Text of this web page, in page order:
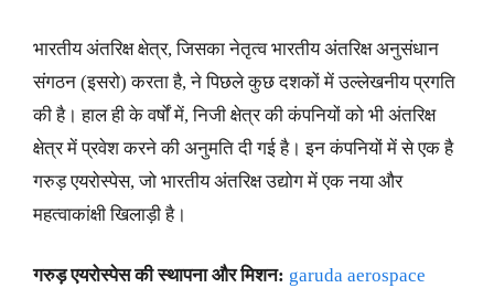
भारतीय अंतरिक्ष क्षेत्र, जिसका नेतृत्व भारतीय अंतरिक्ष अनुसंधान
संगठन (इसरो) करता है, ने पिछले कुछ दशकों में उल्लेखनीय प्रगति
की है। हाल ही के वर्षों में, निजी क्षेत्र की कंपनियों को भी अंतरिक्ष
क्षेत्र में प्रवेश करने की अनुमति दी गई है। इन कंपनियों में से एक है
गरुड़ एयरोस्पेस, जो भारतीय अंतरिक्ष उद्योग में एक नया और
महत्वाकांक्षी खिलाड़ी है।
गरुड़ एयरोस्पेस की स्थापना और मिशन: garuda aerospace